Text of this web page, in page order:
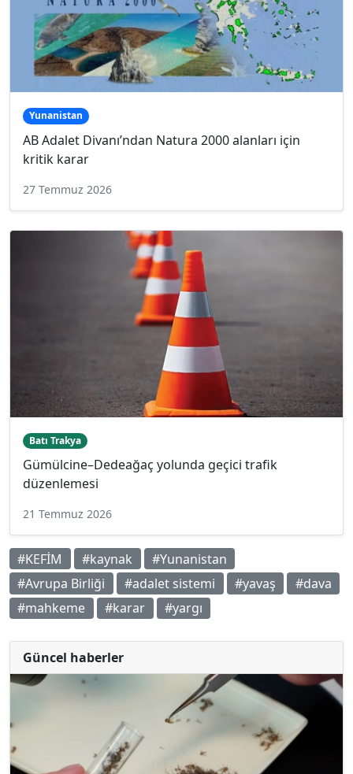
Yunanistan
AB Adalet Divanı’ndan Natura 2000 alanları için
kritik karar
27 Temmuz 2026
Batı Trakya
Gümülcine–Dedeağaç yolunda geçici trafik
düzenlemesi
21 Temmuz 2026
#KEFİM #kaynak
#Yunanistan
#Avrupa Birliği
#adalet sistemi #yavaş
#dava
#mahkeme
#karar #yargı
Güncel haberler